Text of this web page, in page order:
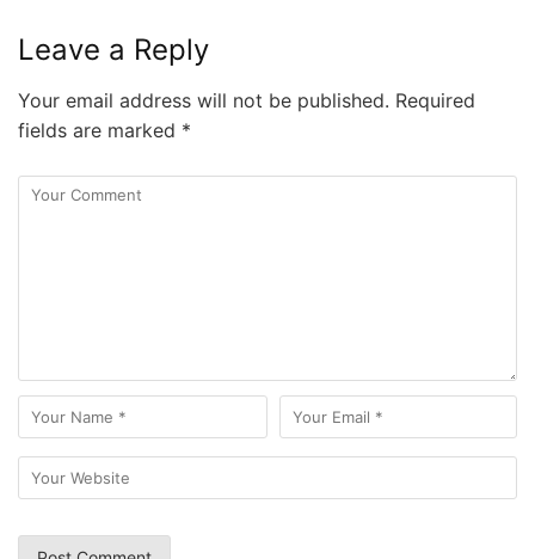
Leave a Reply
Your email address will not be published. Required
fields are marked *